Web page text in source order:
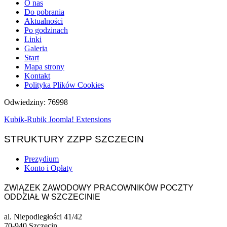
O nas
Do pobrania
Aktualności
Po godzinach
Linki
Galeria
Start
Mapa strony
Kontakt
Polityka Plików Cookies
Odwiedziny: 76998
Kubik-Rubik Joomla! Extensions
STRUKTURY ZZPP SZCZECIN
Prezydium
Konto i Opłaty
ZWIĄZEK ZAWODOWY PRACOWNIKÓW POCZTY
ODDZIAŁ W SZCZECINIE
al. Niepodległości 41/42